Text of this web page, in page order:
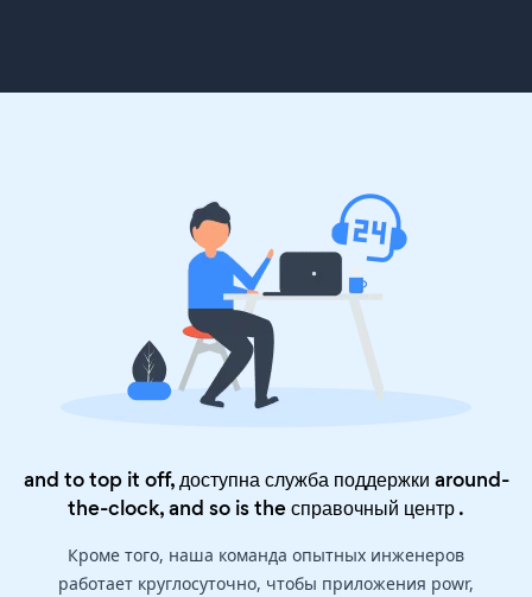
and to top it off, доступна служба поддержки around-
the-clock, and so is theсправочный центр.
Кроме того, наша команда опытных инженеров
работает круглосуточно, чтобы приложения powr,